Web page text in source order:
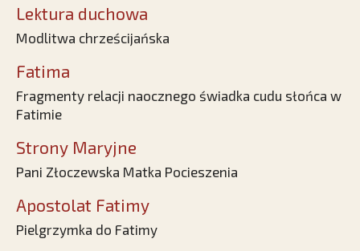
Lektura duchowa
Modlitwa chrześcijańska
Fatima
Fragmenty relacji naocznego świadka cudu słońca w
Fatimie
Strony Maryjne
Pani Złoczewska Matka Pocieszenia
Apostolat Fatimy
Pielgrzymka do Fatimy